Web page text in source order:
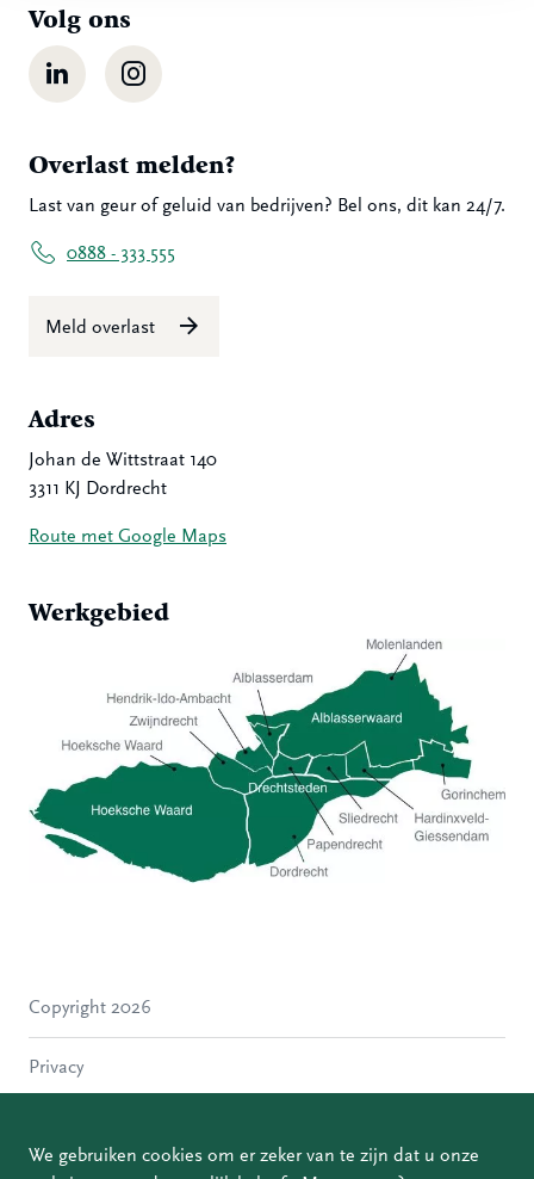
We gebruiken cookies om er zeker van te zijn dat u onze
Volg ons
LinkedIn Instagram
Overlast melden?
Last van geur of geluid van bedrijven? Bel ons, dit kan 24/7.
0888 - 333 555
Meld overlast
Adres
Johan de Wittstraat 140
3311 KJ Dordrecht
Route met Google Maps
Werkgebied
Molenlanden
Papendrecht
Gorinchem
Copyright 2026
Privacy